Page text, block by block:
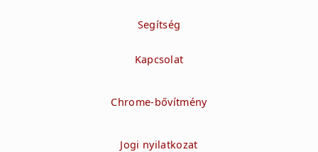
Segítség
Kapcsolat
Chrome-bővítmény
Jogi nyilatkozat